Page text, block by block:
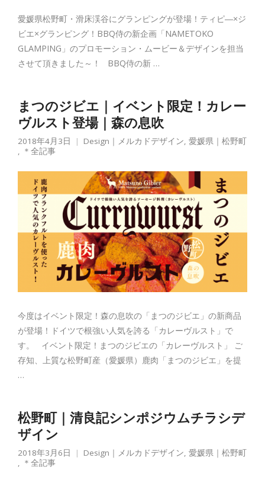
愛媛県松野町・滑床渓谷にグランピングが登場！ティピ―×ジ
ビエ×グランピング！BBQ侍の新企画「NAMETOKO
GLAMPING」のプロモーション・ムービー＆デザインを担当
させて頂きました～！ BBQ侍の新 …
まつのジビエ｜イベント限定！カレー
ヴルスト登場｜森の息吹
2018年4月3日 Design｜メルカドデザイン, 愛媛県｜松野町
, ＊全記事
今度はイベント限定！森の息吹の「まつのジビエ」の新商品
が登場！ドイツで根強い人気を誇る「カレーヴルスト」で
す。 イベント限定！まつのジビエの「カレーヴルスト」 ご
存知、上質な松野町産（愛媛県）鹿肉「まつのジビエ」を提
…
松野町｜清良記シンポジウムチラシデ
ザイン
2018年3月6日 Design｜メルカドデザイン, 愛媛県｜松野町
, ＊全記事